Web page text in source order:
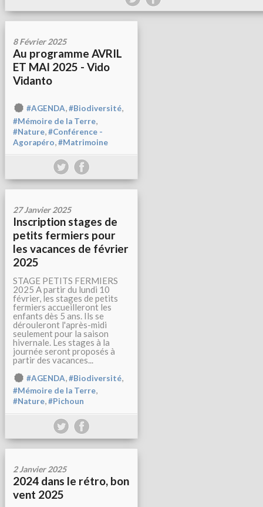
8 Février 2025
Au programme AVRIL
ET MAI 2025 - Vido
Vidanto
#AGENDA,#Biodiversité,
#Mémoire de la Terre
#Nature #Conférence -
Agorapéro #Matrimoine
27 Janvier 2025
Inscription stages de
petits fermiers pour
les vacances de février
2025
STAGE PETITS FERMIERS
2025 A partir du lundi 10
février, les stages de petits
fermiers accueilleront les
enfants dès 5 ans. Ils se
dérouleront l'après-midi
seulement pour la saison
hivernale. Les stages à la
journée seront proposés à
partir des vacances...
#AGENDA,#Biodiversité,
#Mémoire de la Terre,
#Nature,#Pichoun
2 Janvier 2025
2024 dans le rétro, bon
vent 2025